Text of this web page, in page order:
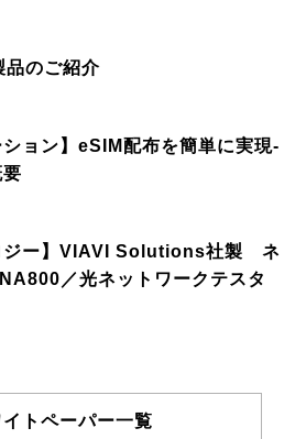
品のご紹介
ション】eSIM配布を簡単に実現-
ジー】VIAVI Solutions社製 ネ
／光ネットワークテスタ
トペーパー一覧